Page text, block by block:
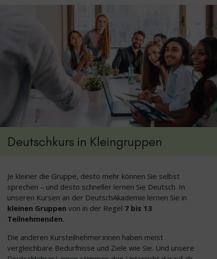
Deutschkurs in Kleingruppen
Je kleiner die Gruppe, desto mehr können Sie selbst
sprechen – und desto schneller lernen Sie Deutsch. In
unseren Kursen an der DeutschAkademie lernen Sie in
kleinen Gruppen von in der Regel 7 bis 13
Teilnehmenden.
Die anderen Kursteilnehmer:innen haben meist
vergleichbare Bedürfnisse und Ziele wie Sie. Und unsere